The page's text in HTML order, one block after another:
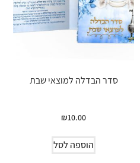
סדר הבדלה למוצאי שבת
₪10.00
הוספה לסל